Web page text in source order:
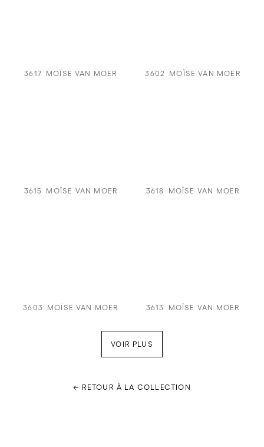
3617 MOÏSE VAN MOER 3602 MOÏSE VAN MOER
3615 MOÏSE VAN MOER 3618 MOÏSE VAN MOER
3603 MOÏSE VAN MOER 3613 MOÏSE VAN MOER
VOIR PLUS
← RETOUR À LA COLLECTION